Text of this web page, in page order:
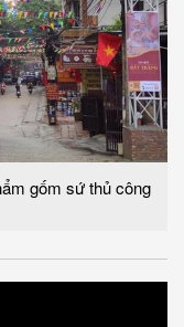
gốm sứ thủ công